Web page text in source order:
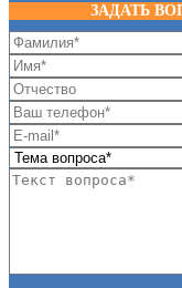
ЗАДАТЬ